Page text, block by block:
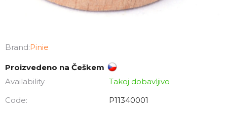
Brand:Pinie
Proizvedeno na Češkem
Availability
Takoj dobavljivo
Code:
P11340001